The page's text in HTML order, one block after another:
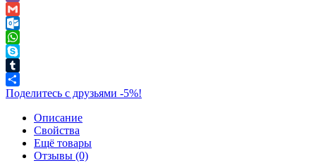
Viber
Gmail
Outlook.com
WhatsApp
Skype
Tumblr
Поделитесь с друзьями -5%!
Описание
Свойства
Ещё товары
Отзывы (0)